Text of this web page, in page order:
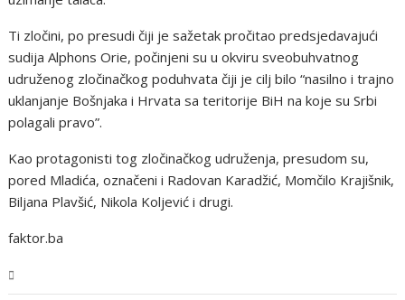
Ti zločini, po presudi čiji je sažetak pročitao predsjedavajući
sudija Alphons Orie, počinjeni su u okviru sveobuhvatnog
udruženog zločinačkog poduhvata čiji je cilj bilo “nasilno i trajno
uklanjanje Bošnjaka i Hrvata sa teritorije BiH na koje su Srbi
polagali pravo”.
Kao protagonisti tog zločinačkog udruženja, presudom su,
pored Mladića, označeni i Radovan Karadžić, Momčilo Krajišnik,
Biljana Plavšić, Nikola Koljević i drugi.
faktor.ba